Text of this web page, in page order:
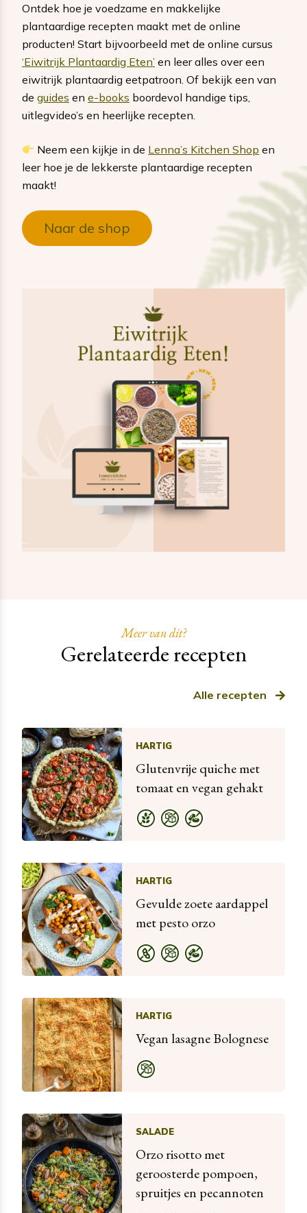
Ontdek hoe je voedzame en makkelijke
plantaardige recepten maakt met de online
producten! Start bijvoorbeeld met de online cursus
‘Eiwitrijk Plantaardig Eten’ en leer alles over een
eiwitrijk plantaardig eetpatroon. Of bekijk een van
de guides en e-books boordevol handige tips,
uitlegvideo’s en heerlijke recepten.
Neem een kijkje in de Lenna’s Kitchen Shop en
leer hoe je de lekkerste plantaardige recepten
maakt!
Naar de shop
Meer van dit?
Gerelateerde recepten
Alle recepten
HARTIG
Glutenvrije quiche met
tomaat en vegan gehakt
HARTIG
Gevulde zoete aardappel
met pesto orzo
HARTIG
Vegan lasagne Bolognese
SALADE
Orzo risotto met
geroosterde pompoen,
spruitjes en pecannoten